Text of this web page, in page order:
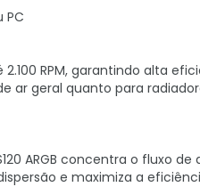
PC
RPM, garantindo alta
ar geral quanto para
ARGB concentra o fluxo
e maximiza a